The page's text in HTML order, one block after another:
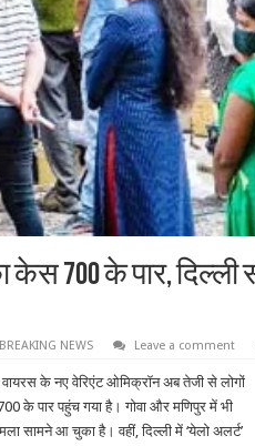
700 के पार, दिल्ली
BREAKING NEWS Leave a comment
के नए वेरिएंट ओमिक्रॉन अब तेजी से लोगों
के पार पहुंच गया है। गोवा और मणिपुर में भी
सामने आ चुका है। वहीं, दिल्ली में ‘येलो अलर्ट’